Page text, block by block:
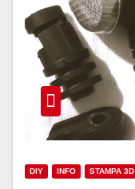
DIY INFO STAMPA 3D